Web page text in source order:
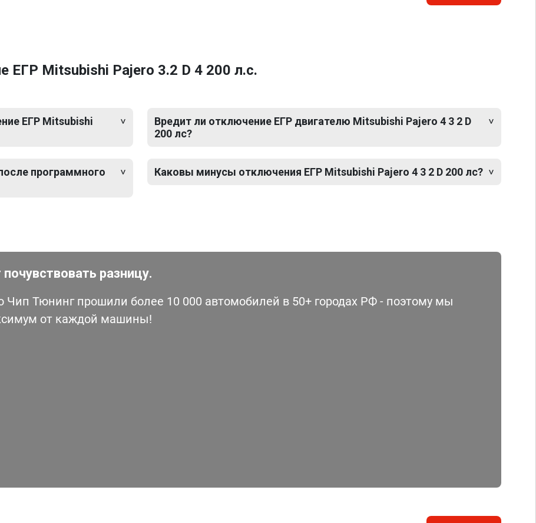
Mitsubishi Pajero 3.2 D 4 200 л.с.
ЕГР Mitsubishi
программного
Вредит ли отключение ЕГР двигателю Mitsubishi Pajero 4 3 2 D
200 лс?
Каковы минусы отключения ЕГР Mitsubishi Pajero 4 3 2 D 200 лс?
разницу.
Тюнинг прошили более 10 000 автомобилей в 50+ городах РФ - поэтому мы
от каждой машины!